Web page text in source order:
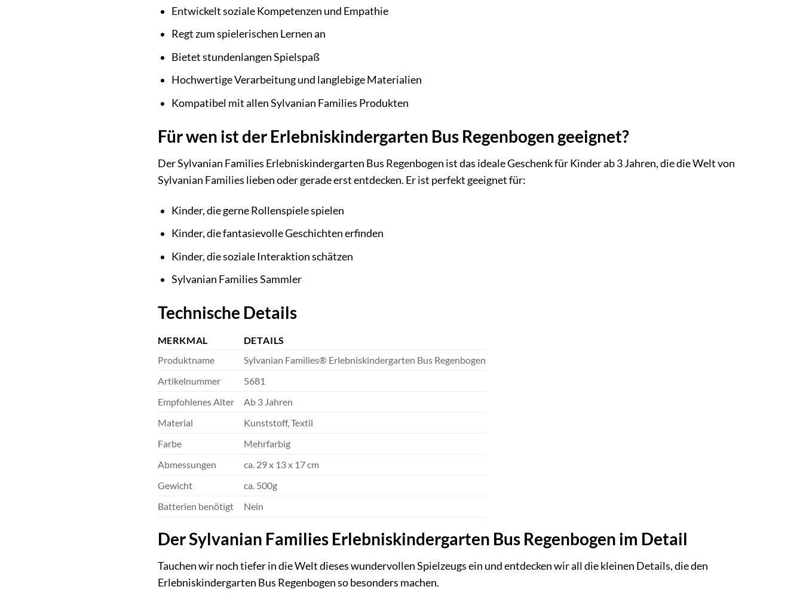
Entwickelt soziale Kompetenzen und Empathie
Regt zum spielerischen Lernen an
Bietet stundenlangen Spielspaß
Hochwertige Verarbeitung und langlebige Materialien
Kompatibel mit allen Sylvanian Families Produkten
Für wen ist der Erlebniskindergarten Bus Regenbogen geeignet?
Der Sylvanian Families Erlebniskindergarten Bus Regenbogen ist das ideale Geschenk für Kinder ab 3 Jahren, die die Welt von
Sylvanian Families lieben oder gerade erst entdecken. Er ist perfekt geeignet für:
Kinder, die gerne Rollenspiele spielen
Kinder, die fantasievolle Geschichten erfinden
Kinder, die soziale Interaktion schätzen
Sylvanian Families Sammler
Technische Details
MERKMAL
DETAILS
Produktname
Sylvanian Families® Erlebniskindergarten Bus Regenbogen
Artikelnummer
5681
Empfohlenes Alter
Ab 3 Jahren
Material
Kunststoff, Textil
Farbe
Mehrfarbig
Abmessungen
ca. 29 x 13 x 17 cm
Gewicht
ca. 500g
Batterien benötigt
Nein
Der Sylvanian Families Erlebniskindergarten Bus Regenbogen im Detail
Tauchen wir noch tiefer in die Welt dieses wundervollen Spielzeugs ein und entdecken wir all die kleinen Details, die den
Erlebniskindergarten Bus Regenbogen so besonders machen.